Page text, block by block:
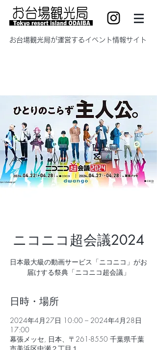
​お台場観光局が運営するイベント情報サイト
ニコニコ超会議2024
日本最大級の動画サービス「ニコニコ」がお
届けする祭典「ニコニコ超会議」
日時・場所
2024年4月27日 10:00 – 2024年4月28日
17:00
幕張メッセ, 日本、〒261-8550 千葉県千葉